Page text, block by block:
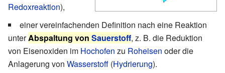
Redoxreaktion),
einer vereinfachenden Definition nach eine Reaktion
unterAbspaltung von Sauerstoff, z. B. die Reduktion
von Eisenoxiden im Hochofen zu Roheisen oder die
Anlagerung von Wasserstoff (Hydrierung).